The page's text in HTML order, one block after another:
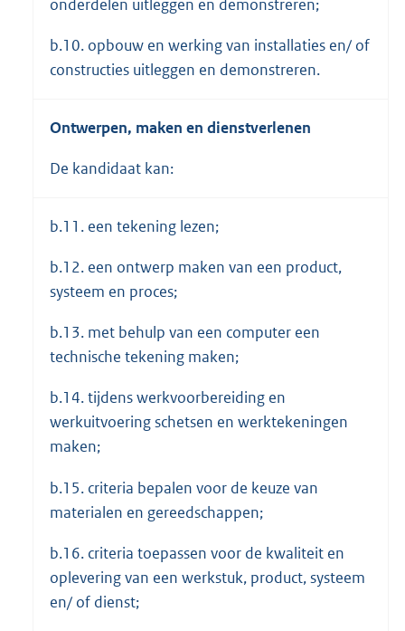
onderdelen uitleggen en demonstreren;
b.10. opbouw en werking van installaties en/ of
constructies uitleggen en demonstreren.
Ontwerpen, maken en dienstverlenen
De kandidaat kan:
b.11. een tekening lezen;
b.12. een ontwerp maken van een product,
systeem en proces;
b.13. met behulp van een computer een
technische tekening maken;
b.14. tijdens werkvoorbereiding en
werkuitvoering schetsen en werktekeningen
maken;
b.15. criteria bepalen voor de keuze van
materialen en gereedschappen;
b.16. criteria toepassen voor de kwaliteit en
oplevering van een werkstuk, product, systeem
en/ of dienst;